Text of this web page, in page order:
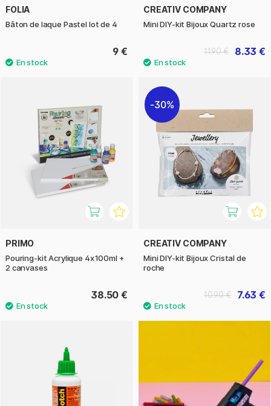
FOLIA
Bâton de laque Pastel lot de 4
9 €
CREATIV COMPANY
Mini DIY-kit Bijoux Quartz rose
8.33 €
11.90 €
PRIMO
Pouring-kit Acrylique 4x100ml +
2 canvases
38.50 €
30%
CREATIV COMPANY
Mini DIY-kit Bijoux Cristal de
roche
7.63 €
10.90 €